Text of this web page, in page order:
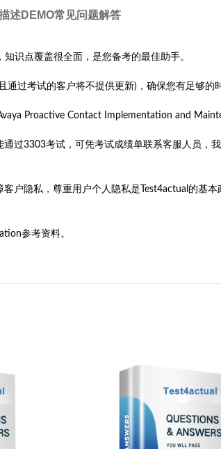
述DEMO常见问题解答
识点覆盖很全面，是您备考的最佳助手。
过考试的客户将不提供更新)，确保您有足够的
Proactive Contact Implementation and
过3303考试，可凭考试成绩单联系客服人员
户隐私，尊重用户个人隐私是Test4actual的基
参考资料。